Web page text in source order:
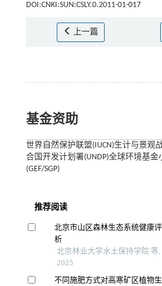
DOI:CNKI:SUN:CSLY.0.2011-01-017
上一篇
基金资助
世界自然保护联盟(IUCN)生计与景观
合国开发计划署(UNDP)全球环境基金
(GEF/SGP)